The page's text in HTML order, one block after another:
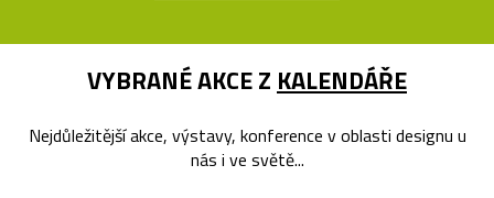
VYBRANÉ AKCE Z KALENDÁŘE
Nejdůležitější akce, výstavy, konference v oblasti designu u
nás i ve světě...